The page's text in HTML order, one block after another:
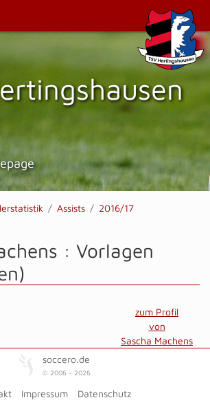
Assists
2016/17
: Vorlagen
zum Profil
von
Sascha Machens
soccero.de
© 2006 - 2026
Impressum Datenschutz